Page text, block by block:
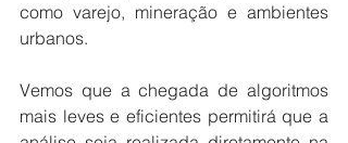
como varejo, mineração e ambientes
urbanos.
Vemos que a chegada de algoritmos
mais leves e eficientes permitirá que a